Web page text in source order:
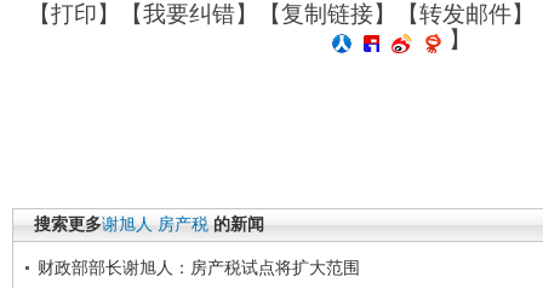
【打印】【我要纠错】【复制链接】【转发邮件】
】
搜索更多谢旭人 房产税 的新闻
财政部部长谢旭人：房产税试点将扩大范围